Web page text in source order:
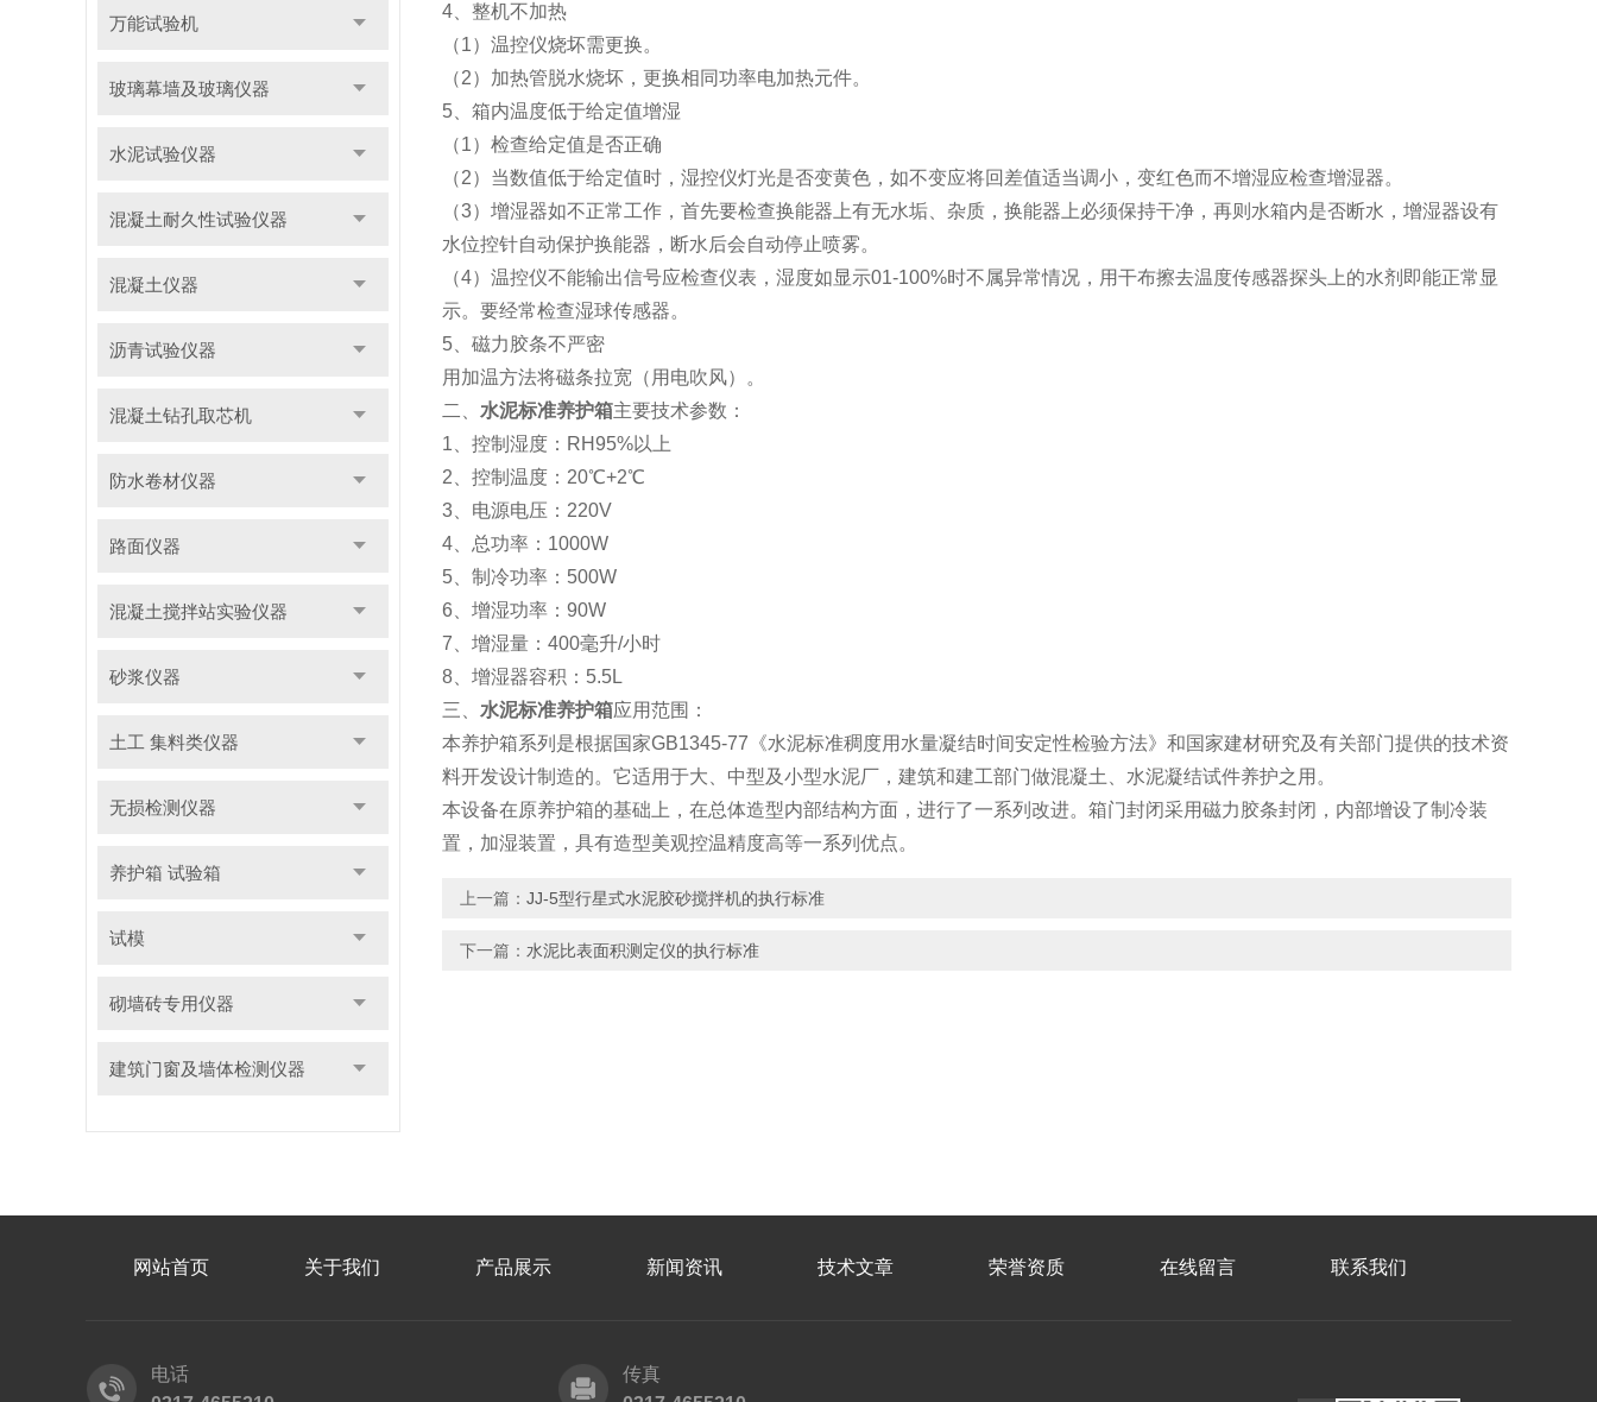
万能试验机
玻璃幕墙及玻璃仪器
水泥试验仪器
混凝土耐久性试验仪器
混凝土仪器
沥青试验仪器
混凝土钻孔取芯机
防水卷材仪器
路面仪器
混凝土搅拌站实验仪器
砂浆仪器
土工 集料类仪器
无损检测仪器
养护箱 试验箱
试模
砌墙砖专用仪器
建筑门窗及墙体检测仪器
4、整机不加热
（1）温控仪烧坏需更换。
（2）加热管脱水烧坏，更换相同功率电加热元件。
5、箱内温度低于给定值增湿
（1）检查给定值是否正确
（2）当数值低于给定值时，湿控仪灯光是否变黄色，如不变应将回差值适当调小，变红色而不增湿应检查增湿器。
（3）增湿器如不正常工作，首先要检查换能器上有无水垢、杂质，换能器上必须保持干净，再则水箱内是否断水，增湿器设有
水位控针自动保护换能器，断水后会自动停止喷雾。
（4）温控仪不能输出信号应检查仪表，湿度如显示01-100%时不属异常情况，用干布擦去温度传感器探头上的水剂即能正常显
示。要经常检查湿球传感器。
5、磁力胶条不严密
用加温方法将磁条拉宽（用电吹风）。
二、 水泥标准养护箱主要技术参数：
1、控制湿度：RH95%以上
2、控制温度：20℃+2℃
3、电源电压：220V
4、总功率：1000W
5、制冷功率：500W
6、增湿功率：90W
7、增湿量：400毫升/小时
8、增湿器容积：5.5L
三、 水泥标准养护箱应用范围：
本养护箱系列是根据国家GB1345-77《水泥标准稠度用水量凝结时间安定性检验方法》和国家建材研究及有关部门提供的技术资
料开发设计制造的。它适用于大、中型及小型水泥厂，建筑和建工部门做混凝土、水泥凝结试件养护之用。
本设备在原养护箱的基础上，在总体造型内部结构方面，进行了一系列改进。箱门封闭采用磁力胶条封闭，内部增设了制冷装
置，加湿装置，具有造型美观控温精度高等一系列优点。
上一篇： JJ-5型行星式水泥胶砂搅拌机的执行标准
下一篇： 水泥比表面积测定仪的执行标准
网站首页 关于我们 产品展示 新闻资讯 技术文章 荣誉资质 在线留言 联系我们
电话
传真